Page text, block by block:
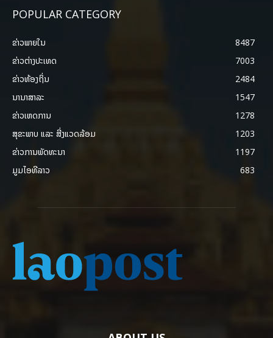
POPULAR CATEGORY
ຂ່າວພາຍ​ໃນ
8487
ຂ່າວຕ່າງປະເທດ
7003
ຂ່າວທ້ອງຖິ່ນ
2484
ນານາສາລະ
1547
ຂ່າວເຫດການ
1278
ສຸຂະພາບ ແລະ ສີ່ງແວດລ້ອມ
1203
ຂ່າວການພັດທະນາ
1197
ມູມໄອທີລາວ
683